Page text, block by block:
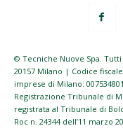
© Tecniche Nuove Spa.
20157 Milano | Codice
imprese di Milano:
Registrazione Tribunale di
registrata al Tribunale di
Roc n. 24344 dell’11 marzo